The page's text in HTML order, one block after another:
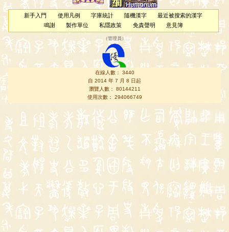
新手入門 使用凡例 字庫統計 隨機漢字
最近被搜索的漢字
鳴謝
製作單位 私隱政策 免責聲明 意見簿
（管理員 ）
在線人數： 3440
自 2014 年 7 月 8 日起
瀏覽人數： 80144211
使用次數： 294066749